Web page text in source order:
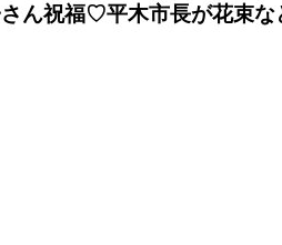
ん祝福♡平木市長が花束